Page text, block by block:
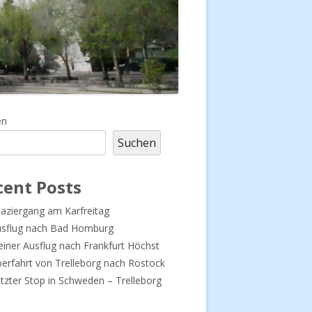
Suchen
Posts
am Karfreitag
nach Bad Homburg
Ausflug nach Frankfurt Höchst
von Trelleborg nach Rostock
Stop in Schweden – Trelleborg